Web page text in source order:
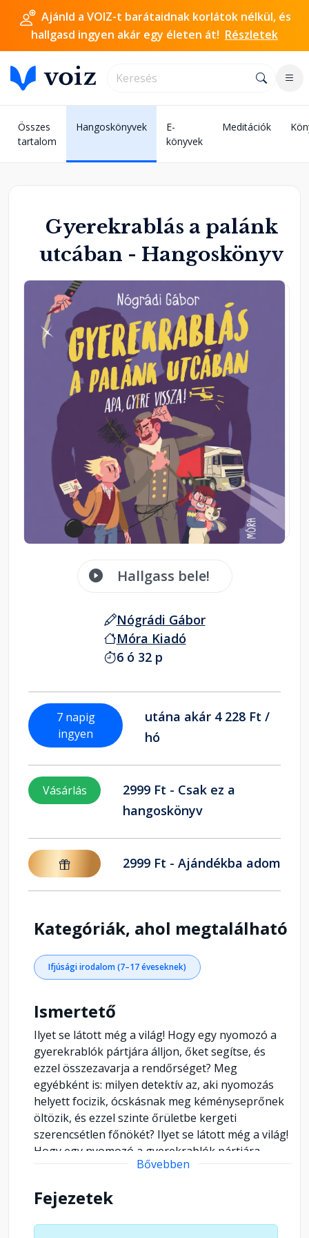
Ajánld a VOIZ-t barátaidnak korlátok nélkül, és
hallgasd ingyen akár egy életen át! Részletek
Összes
tartalom
Hangoskönyvek
E-
könyvek
Meditációk
Gyerekrablás a palánk
utcában - Hangoskönyv
Hallgass bele!
Nógrádi Gábor
Móra Kiadó
6 ó 32 p
7 napig
ingyen
utána akár 4 228 Ft /
hó
Vásárlás
2999 Ft - Csak ez a
hangoskönyv
2999 Ft - Ajándékba adom
Kategóriák, ahol megtalálható
Ifjúsági irodalom (7–17 éveseknek)
Ismertető
Ilyet se látott még a világ! Hogy egy nyomozó a
gyerekrablók pártjára álljon, őket segítse, és
ezzel összezavarja a rendőrséget? Meg
egyébként is: milyen detektív az, aki nyomozás
helyett focizik, ócskásnak meg kéményseprőnek
öltözik, és ezzel szinte őrületbe kergeti
szerencsétlen főnökét? Ilyet se látott még a világ!
Hogy egy nyomozó a gyerekrablók pártjára
álljon, őket segítse, és ezzel összezavarja a
az, aki nyomozás helyett focizik, ócskásnak meg
Bővebben
Fejezetek